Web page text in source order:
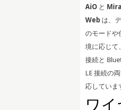
AiO と
Web は、
のモードや
境に応じて
接続と
LE 接続の
応していま
ワイ